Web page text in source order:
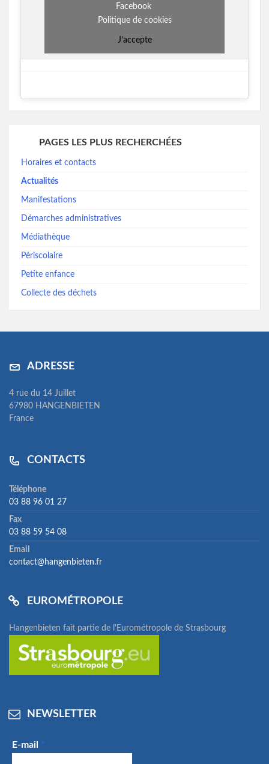
Facebook
Politique de cookies
J’accepte
PAGES LES PLUS RECHERCHÉES
Horaires et contacts
Actualités
Manifestations
Démarches administratives
Médiathèque
Périscolaire
Petite enfance
Collecte des déchets
ADRESSE
4 rue du 14 Juillet
67980 HANGENBIETEN
France
CONTACTS
Téléphone
03 88 96 01 27
Fax
03 88 59 54 08
Email
contact@hangenbieten.fr
EUROMÉTROPOLE
Hangenbieten fait partie de l'Eurométropole de Strasbourg
NEWSLETTER
E-mail *